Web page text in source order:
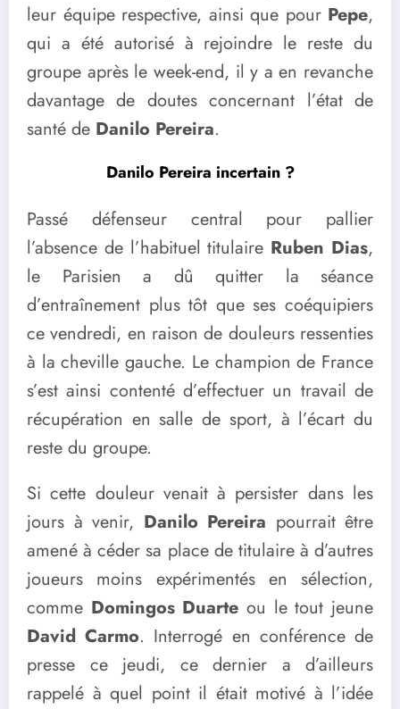
leur équipe respective, ainsi que pour Pepe,
qui a été autorisé à rejoindre le reste du
groupe après le week-end, il y a en revanche
davantage de doutes concernant l’état de
santé de Danilo Pereira.
Danilo Pereira incertain ?
Passé défenseur central pour pallier
l’absence de l’habituel titulaire Ruben Dias,
le Parisien a dû quitter la séance
d’entraînement plus tôt que ses coéquipiers
ce vendredi, en raison de douleurs ressenties
à la cheville gauche. Le champion de France
s’est ainsi contenté d’effectuer un travail de
récupération en salle de sport, à l’écart du
reste du groupe.
Si cette douleur venait à persister dans les
jours à venir, Danilo Pereira pourrait être
amené à céder sa place de titulaire à d’autres
joueurs moins expérimentés en sélection,
comme Domingos Duarte ou le tout jeune
David Carmo. Interrogé en conférence de
presse ce jeudi, ce dernier a d’ailleurs
rappelé à quel point il était motivé à l’idée